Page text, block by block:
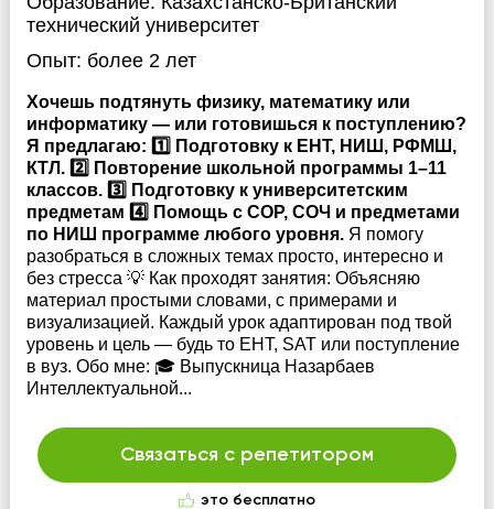
технический университет
Опыт: более 2 лет
Хочешь подтянуть физику, математику или
информатику — или готовишься к поступлению?
Я предлагаю: 1️⃣ Подготовку к ЕНТ, НИШ, РФМШ,
КТЛ. 2️⃣ Повторение школьной программы 1–11
классов. 3️⃣ Подготовку к университетским
предметам 4️⃣ Помощь с СОР, СОЧ и предметами
по НИШ программе любого уровня. Я помогу
разобраться в сложных темах просто, интересно и
без стресса 💡 Как проходят занятия: Объясняю
материал простыми словами, с примерами и
визуализацией. Каждый урок адаптирован под твой
уровень и цель — будь то ЕНТ, SAT или поступление
в вуз. Обо мне: 🎓 Выпускница Назарбаев
Интеллектуальной...
Связаться с репетитором
это бесплатно